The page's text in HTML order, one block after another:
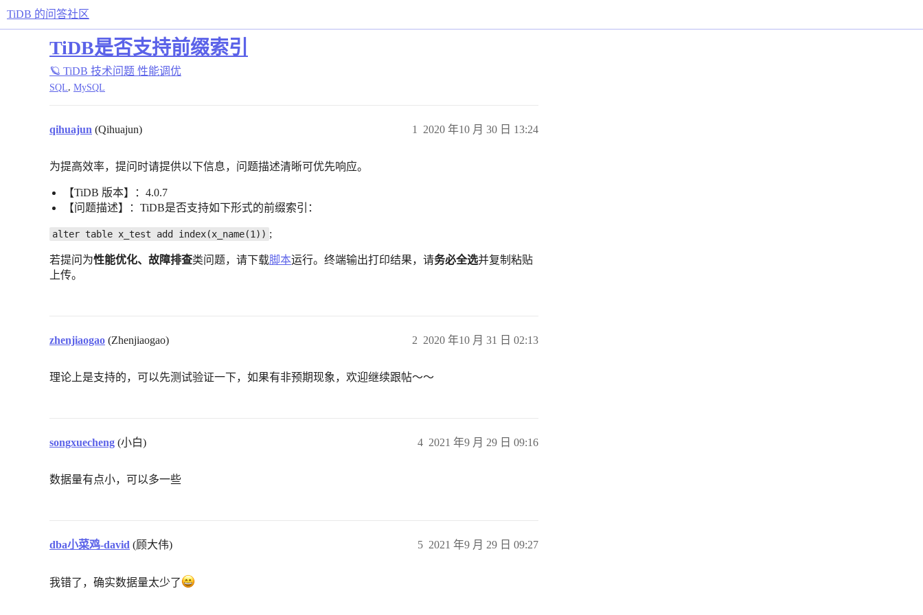
TiDB 的问答社区
TiDB是否支持前缀索引
🪐 TiDB 技术问题 性能调优
SQL, MySQL
qihuajun (Qihuajun) 2020 年10 月 30 日 13:24
1
为提高效率，提问时请提供以下信息，问题描述清晰可优先响应。
【TiDB 版本】：4.0.7
【问题描述】：TiDB是否支持如下形式的前缀索引：
alter table x_test add index(x_name(1)) ;
若提问为性能优化、故障排查类问题，请下载脚本运行。终端输出打印结果，请务必全选并复制粘贴
上传。
zhenjiaogao (Zhenjiaogao) 2020 年10 月 31 日 02:13
2
理论上是支持的，可以先测试验证一下，如果有非预期现象，欢迎继续跟帖～～
songxuecheng (小白) 2021 年9 月 29 日 09:16
4
数据量有点小，可以多一些
dba小菜鸡-david (顾大伟) 2021 年9 月 29 日 09:27
5
我错了，确实数据量太少了